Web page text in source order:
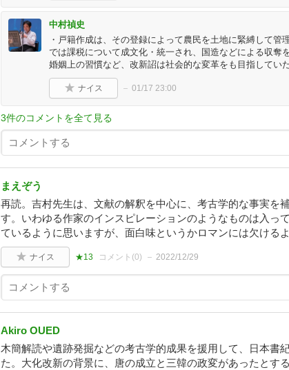
中村禎史
・戸籍作成は、その登録によって農民を土地に緊縛して管
では課税について成文化・統一され、国造などによる収奪
婚姻上の習慣など、改新詔は社会的な変革をも目指してい
ナイス 01/17 23:00
3件のコメントを全て見る
まえぞう
再読。吉村先生は、文献の解釈を中心に、考古学的な事実を
す。いわゆる作家のインスピレーションのようなものは入っ
ているように思いますが、面白味というかロマンには欠ける
ナイス ★13 コメント(0) 2022/12/29
Akiro OUED
木簡解読や遺跡発掘などの考古学的成果を援用して、日本書
た。大化改新の背景に、唐の成立と三韓の政変があったとす